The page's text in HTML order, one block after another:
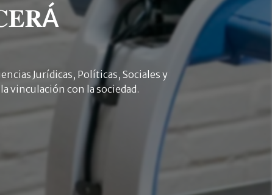
Jurídicas, Políticas, Sociales y
vinculación con la sociedad.